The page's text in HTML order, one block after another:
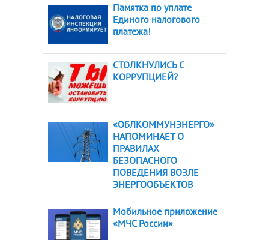
Памятка по уплате
Единого налогового
платежа!
СТОЛКНУЛИСЬ С
КОРРУПЦИЕЙ?
«ОБЛКОММУНЭНЕРГО»
НАПОМИНАЕТ О
ПРАВИЛАХ
БЕЗОПАСНОГО
ПОВЕДЕНИЯ ВОЗЛЕ
ЭНЕРГООБЪЕКТОВ
Мобильное приложение
«МЧС России»